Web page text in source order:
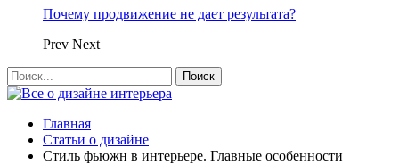
Почему продвижение не дает результата?
Prev Next
Главная
Статьи о дизайне
Стиль фьюжн в интерьере. Главные особенности